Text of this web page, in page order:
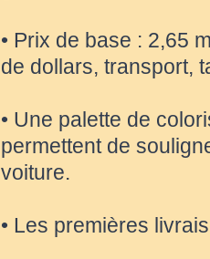
• Prix de base : 2,65
de dollars, transport,
• Une palette de
permettent de
voiture.
• Les premières